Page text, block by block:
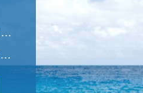
世界地球清潔日 墾管處辦理「2026年墾丁國家公園沙灘淨灘活動
115年09月